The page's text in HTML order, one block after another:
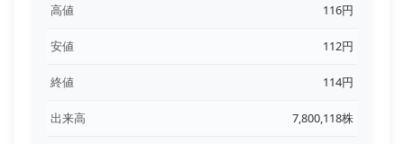
高値 116円
安値 112円
終値 114円
出来高 7,800,118株